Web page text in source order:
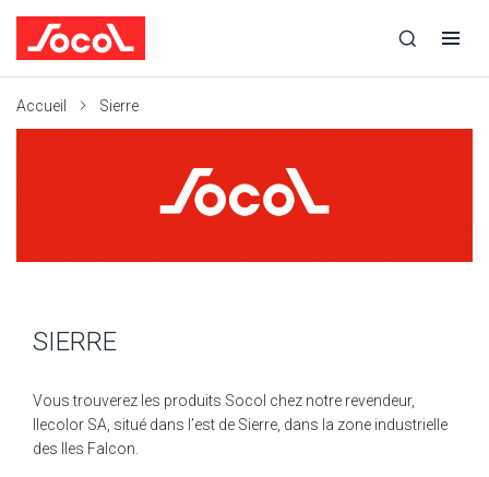
recherche
recherche
navigation
Accueil Sierre
SIERRE
Vous trouverez les produits Socol chez notre revendeur,
Ilecolor SA, situé dans l’est de Sierre, dans la zone industrielle
des Iles Falcon.